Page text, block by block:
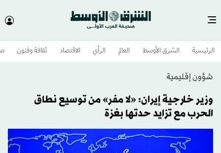
الرئيسية الشرق الأوسط​ العالم الرأي الاقتصاد ثقافة وفنون
شؤون إقليمية
وزير خارجية إيران: «لا مفر» من توسيع نطاق
الحرب مع تزايد حدتها بغزة